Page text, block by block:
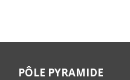
PÔLE PYRAMIDE